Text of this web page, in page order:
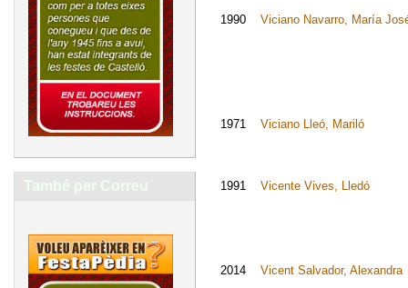
També per Correu
1990 Viciano Navarro, María
1971 Viciano Lleó, Mariló
1991 Vicente Vives, Lledó
2014 Vicent Salvador, Alexandra